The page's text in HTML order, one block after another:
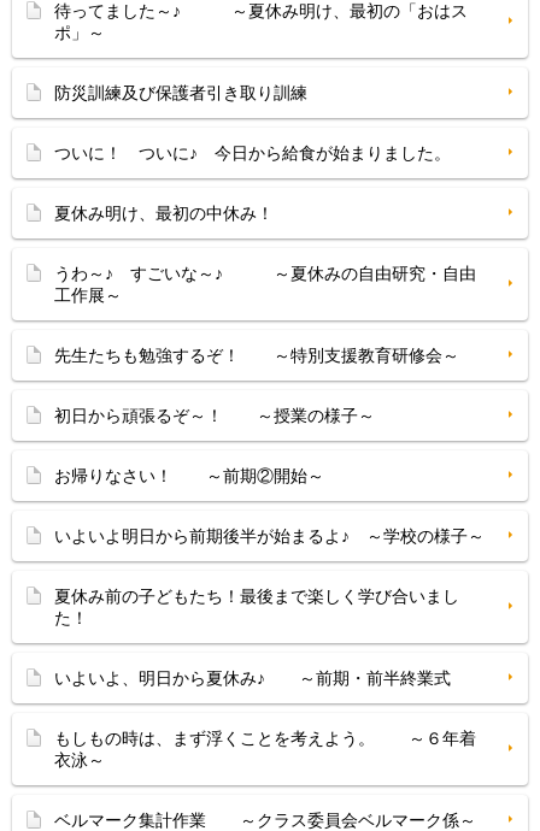
待ってました～♪ ～夏休み明け、最初の「おはス
ポ」～
防災訓練及び保護者引き取り訓練
ついに！ ついに♪ 今日から給食が始まりました。
夏休み明け、最初の中休み！
うわ～♪ すごいな～♪ ～夏休みの自由研究・自由
工作展～
先生たちも勉強するぞ！ ～特別支援教育研修会～
初日から頑張るぞ～！ ～授業の様子～
お帰りなさい！ ～前期②開始～
いよいよ明日から前期後半が始まるよ♪ ～学校の様子～
夏休み前の子どもたち！最後まで楽しく学び合いまし
た！
いよいよ、明日から夏休み♪ ～前期・前半終業式
もしもの時は、まず浮くことを考えよう。 ～６年着
衣泳～
ベルマーク集計作業 ～クラス委員会ベルマーク係～